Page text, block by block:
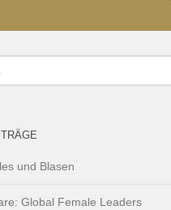
und Blasen
Global Female Leaders